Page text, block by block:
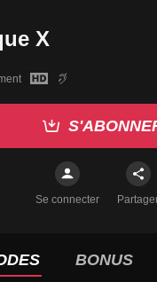
Se connecter
BONUS